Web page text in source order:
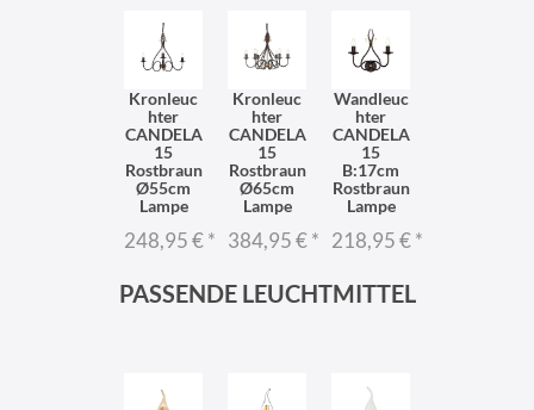
Kronleuc
hter
CANDELA
15
Rostbraun
Ø55cm
Lampe
248,95 €*
Kronleuc
hter
CANDELA
15
Rostbraun
Ø65cm
Lampe
384,95 €*
Wandleuc
hter
CANDELA
15
B:17cm
Rostbraun
Lampe
218,95 €*
PASSENDE LEUCHTMITTEL